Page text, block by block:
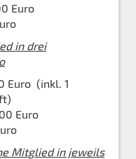
Euro
in drei
Euro (inkl. 1
Euro
Mitglied in jeweils